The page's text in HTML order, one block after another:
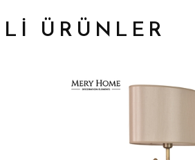
ÜRÜNLER